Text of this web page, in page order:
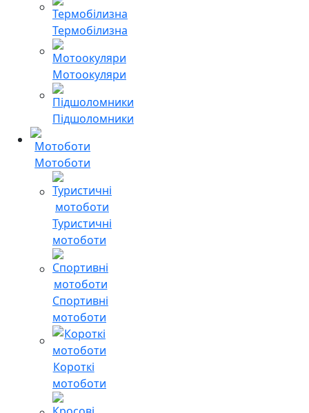
Термобілизна
Мотоокуляри
Підшоломники
Мотоботи
Туристичні
мотоботи
Спортивні
мотоботи
Короткі
мотоботи